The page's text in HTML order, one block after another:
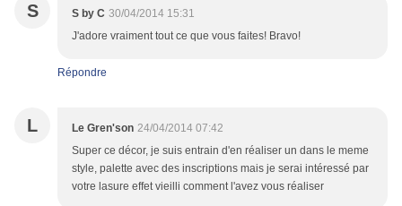
S S by C 30/04/2014 15:31
J'adore vraiment tout ce que vous faites! Bravo!
Répondre
L Le Gren'son 24/04/2014 07:42
Super ce décor, je suis entrain d'en réaliser un dans le meme
style, palette avec des inscriptions mais je serai intéressé par
votre lasure effet vieilli comment l'avez vous réaliser